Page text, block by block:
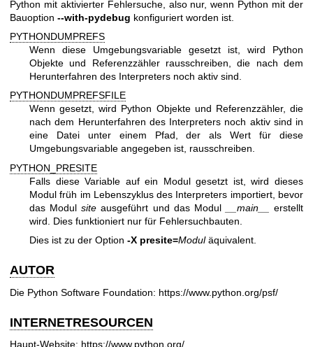
Python mit aktivierter Fehlersuche, also nur, wenn Python mit der
Bauoption --with-pydebug konfiguriert worden ist.
PYTHONDUMPREFS
Wenn diese Umgebungsvariable gesetzt ist, wird Python
Objekte und Referenzzähler rausschreiben, die nach dem
Herunterfahren des Interpreters noch aktiv sind.
PYTHONDUMPREFSFILE
Wenn gesetzt, wird Python Objekte und Referenzzähler, die
nach dem Herunterfahren des Interpreters noch aktiv sind in
eine Datei unter einem Pfad, der als Wert für diese
Umgebungsvariable angegeben ist, rausschreiben.
PYTHON_PRESITE
Falls diese Variable auf ein Modul gesetzt ist, wird dieses
Modul früh im Lebenszyklus des Interpreters importiert, bevor
das Modulsite ausgeführt und das Modul __main__
erstellt
wird. Dies funktioniert nur für Fehlersuchbauten.
Dies ist zu der Option -X presite=Moduläquivalent.
AUTOR
Die Python Software Foundation: https://www.python.org/psf/
INTERNETRESOURCEN
Haupt-Website: https://www.python.org/